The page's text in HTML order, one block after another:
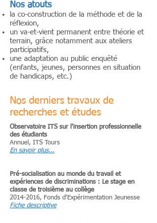
Nos atouts
​la co-construction de la méthode et de la
réflexion,
un va-et-vient permanent entre théorie et
terrain, grâce notamment aux ateliers
participatifs,
une adaptation au public enquêté
(enfants, jeunes, personnes en situation
de handicaps, etc.)
Nos derniers travaux de
recherches et études
Observatoire ITS sur l'insertion professionnelle
des étudiants
Annuel, ITS Tours
En savoir plus...
Pré-socialisation au monde du travail et
expériences de discriminations : Le stage en
classe de troisième au collège
2014-2016, Fonds d'Expérimentation Jeunesse
Fiche descriptive